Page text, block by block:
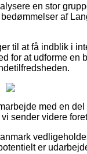
en stor
af
til at få indblik i
for at udforme en
med en
sender videre
er